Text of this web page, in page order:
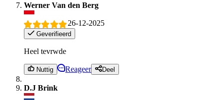
Werner Van den Berg
26-12-2025
Geverifieerd
Heel tevrwde
Nuttig Reageer Deel
D.J Brink